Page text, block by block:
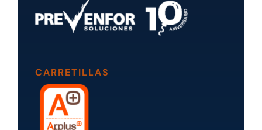
CARRETILLAS